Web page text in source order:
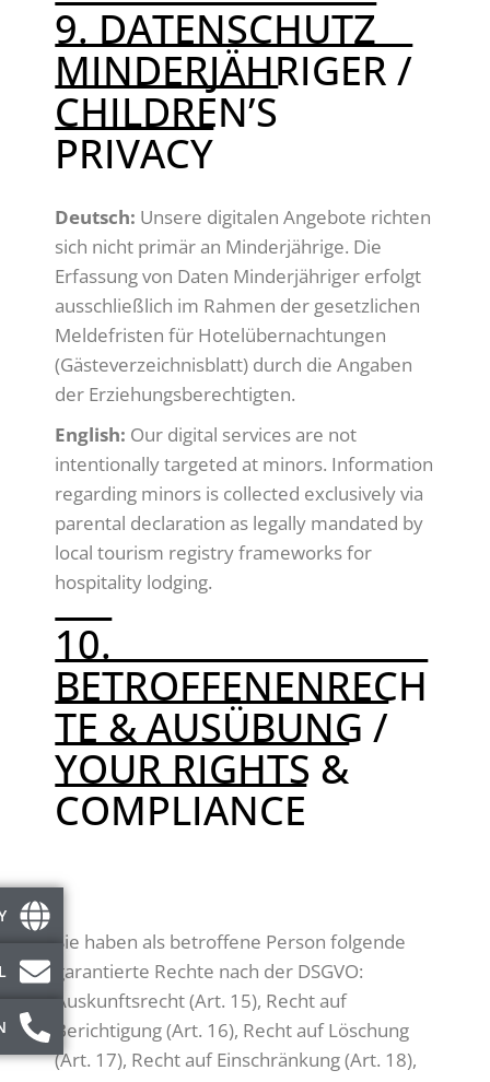
9. DATENSCHUTZ
MINDERJÄHRIGER /
CHILDREN’S
PRIVACY
Deutsch: Unsere digitalen Angebote richten
sich nicht primär an Minderjährige. Die
Erfassung von Daten Minderjähriger erfolgt
ausschließlich im Rahmen der gesetzlichen
Meldefristen für Hotelübernachtungen
(Gästeverzeichnisblatt) durch die Angaben
der Erziehungsberechtigten.
English: Our digital services are not
intentionally targeted at minors. Information
regarding minors is collected exclusively via
parental declaration as legally mandated by
local tourism registry frameworks for
hospitality lodging.
10.
BETROFFENENRECH
TE & AUSÜBUNG /
YOUR RIGHTS &
COMPLIANCE
DEUTSCH:
Sie haben als betroffene Person folgende
garantierte Rechte nach der DSGVO:
Auskunftsrecht (Art. 15), Recht auf
Berichtigung (Art. 16), Recht auf Löschung
(Art. 17), Recht auf Einschränkung (Art. 18),